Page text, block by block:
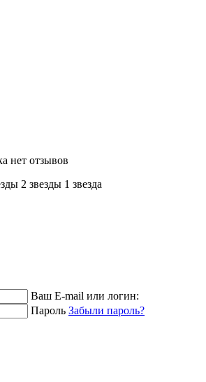
нет отзывов
2 звeзды 1 звeзда
Ваш E-mail или логин:
Пароль Забыли пароль?